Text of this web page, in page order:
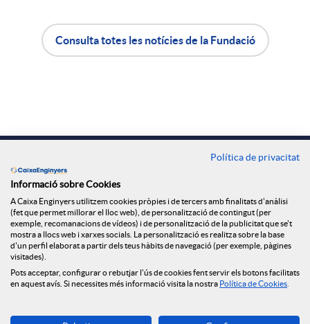
r
x
e
s
S
l
i
c
a
t
ó
n
n
Consulta totes les notícies de la Fundació
Troba'ns a
Blog
Descarrega-la ara
Política de privacitat
Informació sobre Cookies
A Caixa Enginyers utilitzem cookies pròpies i de tercers amb finalitats d'anàlisi
(fet que permet millorar el lloc web), de personalització de contingut (per
exemple, recomanacions de vídeos) i de personalització de la publicitat que se't
mostra a llocs web i xarxes socials. La personalització es realitza sobre la base
d'un perfil elaborat a partir dels teus hàbits de navegació (per exemple, pàgines
visitades).
Pots acceptar, configurar o rebutjar l'ús de cookies fent servir els botons facilitats
en aquest avís. Si necessites més informació visita la nostra Política de Cookies